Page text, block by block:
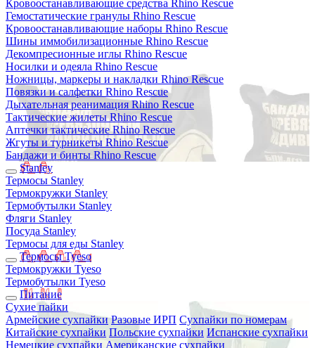
Кровоостанавливающие средства Rhino Rescue
Гемостатические гранулы Rhino Rescue
Кровоостанавливающие наборы Rhino Rescue
Шины иммобилизационные Rhino Rescue
Декомпресионные иглы Rhino Rescue
Носилки и одеяла Rhino Rescue
Ножницы, маркеры и накладки Rhino Rescue
Повязки и салфетки Rhino Rescue
Дыхательная реанимация Rhino Rescue
Тактические жилеты Rhino Rescue
Аптечки тактические Rhino Rescue
Жгуты и турникеты Rhino Rescue
Бандажи и бинты Rhino Rescue
Stanley
Термосы Stanley
Термокружки Stanley
Термобутылки Stanley
Фляги Stanley
Посуда Stanley
Термосы для еды Stanley
Термосы Tyeso
Термокружки Tyeso
Термобутылки Tyeso
Питание
Сухие пайки
Армейские сухпайки Разовые ИРП Сухпайки по номерам
Китайские сухпайки Польские сухпайки Испанские сухпайки
Немецкие сухпайки Американские сухпайки